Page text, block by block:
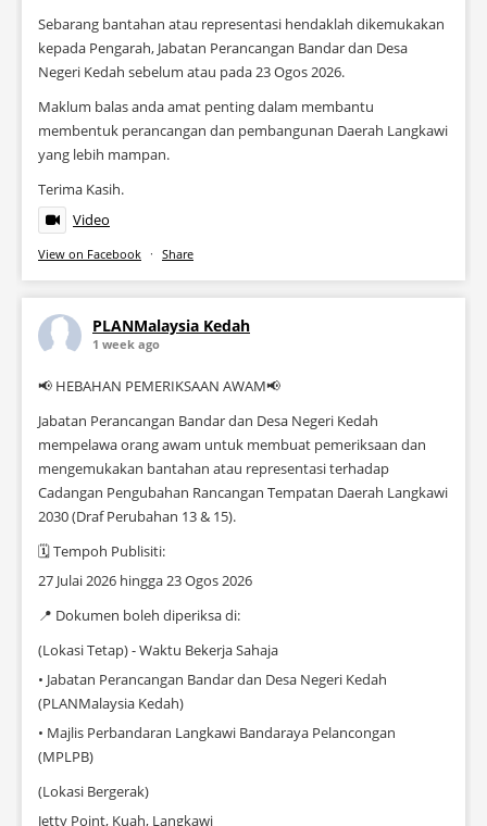
Sebarang bantahan atau representasi hendaklah dikemukakan
kepada Pengarah, Jabatan Perancangan Bandar dan Desa
Negeri Kedah sebelum atau pada 23 Ogos 2026.
Maklum balas anda amat penting dalam membantu
membentuk perancangan dan pembangunan Daerah Langkawi
yang lebih mampan.
Terima Kasih.
Video
View on Facebook · Share
PLANMalaysia Kedah
1 week ago
📢 HEBAHAN PEMERIKSAAN AWAM📢
Jabatan Perancangan Bandar dan Desa Negeri Kedah
mempelawa orang awam untuk membuat pemeriksaan dan
mengemukakan bantahan atau representasi terhadap
Cadangan Pengubahan Rancangan Tempatan Daerah Langkawi
2030 (Draf Perubahan 13 & 15).
🗓 Tempoh Publisiti:
27 Julai 2026 hingga 23 Ogos 2026
📍 Dokumen boleh diperiksa di:
(Lokasi Tetap) - Waktu Bekerja Sahaja
• Jabatan Perancangan Bandar dan Desa Negeri Kedah
(PLANMalaysia Kedah)
• Majlis Perbandaran Langkawi Bandaraya Pelancongan
(MPLPB)
(Lokasi Bergerak)
Jetty Point, Kuah, Langkawi